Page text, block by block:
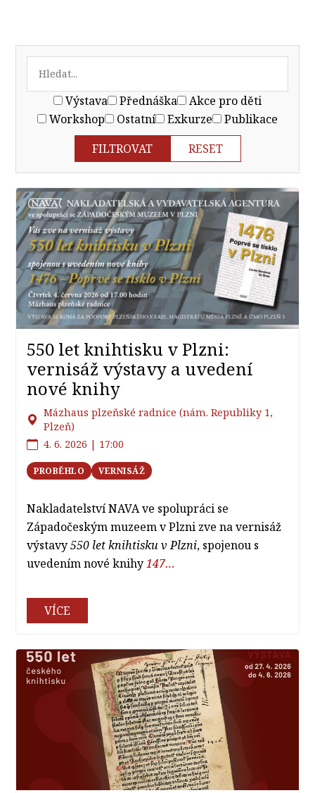
Výstava Přednáška
Akce pro děti
Workshop
Ostatní Exkurze
Publikace
FILTROVAT
RESET
550 let knihtisku v Plzni:
vernisáž výstavy a uvedení
nové knihy
Mázhaus plzeňské radnice (nám. Republiky 1,
Plzeň)
4. 6. 2026 | 17:00
PROBĚHLO VERNISÁŽ
Nakladatelství NAVA ve spolupráci se
Západočeským muzeem v Plzni zve na vernisáž
výstavy550 let knihtisku v Plzni, spojenou s
uvedením nové knihy147…
VÍCE